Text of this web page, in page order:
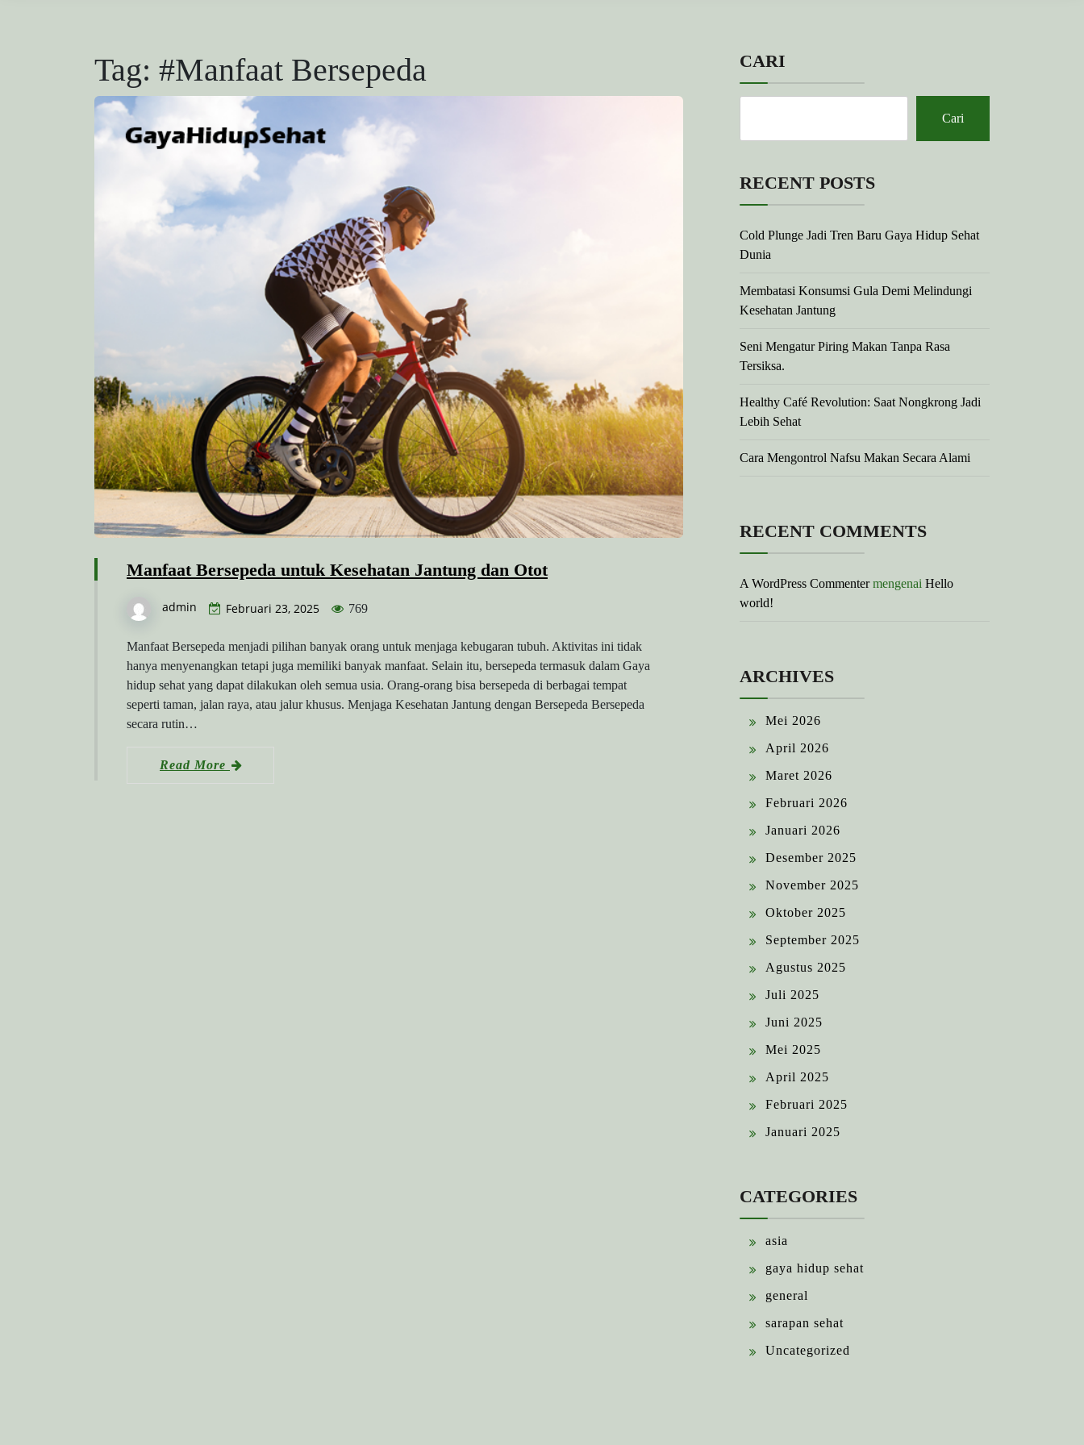
Tag: #Manfaat Bersepeda
Manfaat Bersepeda untuk Kesehatan Jantung dan Otot
admin Februari 23, 2025 769
Manfaat Bersepeda menjadi pilihan banyak orang untuk menjaga kebugaran tubuh. Aktivitas ini tidak
hanya menyenangkan tetapi juga memiliki banyak manfaat. Selain itu, bersepeda termasuk dalam Gaya
hidup sehat yang dapat dilakukan oleh semua usia. Orang-orang bisa bersepeda di berbagai tempat
seperti taman, jalan raya, atau jalur khusus. Menjaga Kesehatan Jantung dengan Bersepeda Bersepeda
secara rutin…
Read More
CARI
Cari
RECENT POSTS
Cold Plunge Jadi Tren Baru Gaya Hidup Sehat
Dunia
Membatasi Konsumsi Gula Demi Melindungi
Kesehatan Jantung
Seni Mengatur Piring Makan Tanpa Rasa
Tersiksa.
Healthy Café Revolution: Saat Nongkrong Jadi
Lebih Sehat
Cara Mengontrol Nafsu Makan Secara Alami
RECENT COMMENTS
A WordPress Commentermengenai Hello
world!
ARCHIVES
Mei 2026
April 2026
Maret 2026
Februari 2026
Januari 2026
Desember 2025
November 2025
Oktober 2025
September 2025
Agustus 2025
Juli 2025
Juni 2025
Mei 2025
April 2025
Februari 2025
Januari 2025
CATEGORIES
asia
gaya hidup sehat
general
sarapan sehat
Uncategorized